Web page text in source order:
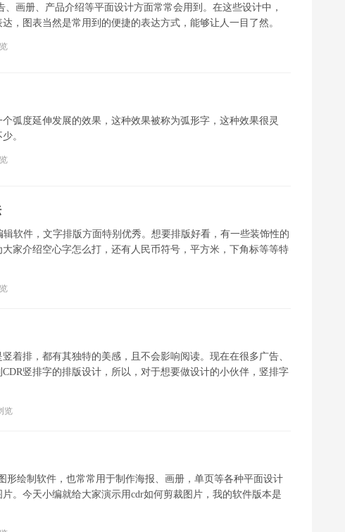
画册、产品介绍等平面设计方面常常会用到。在这些设计中，
，图表当然是常用到的便捷的表达方式，能够让人一目了然。
弧度延伸发展的效果，这种效果被称为弧形字，这种效果很灵
。
辑软件，文字排版方面特别优秀。想要排版好看，有一些装饰性的
家介绍空心字怎么打，还有人民币符号，平方米，下角标等等特
着排，都有其独特的美感，且不会影响阅读。现在在很多广告、
竖排字的排版设计，所以，对于想要做设计的小伙伴，竖排字
览
形绘制软件，也常常用于制作海报、画册，单页等各种平面设计
。今天小编就给大家演示用cdr如何剪裁图片，我的软件版本是